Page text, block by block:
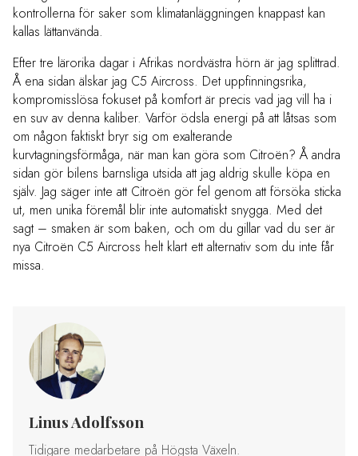
kontrollerna för saker som klimatanläggningen knappast kan
kallas lättanvända.
Efter tre lärorika dagar i Afrikas nordvästra hörn är jag splittrad.
Å ena sidan älskar jag C5 Aircross. Det uppfinningsrika,
kompromisslösa fokuset på komfort är precis vad jag vill ha i
en suv av denna kaliber. Varför ödsla energi på att låtsas som
om någon faktiskt bryr sig om exalterande
kurvtagningsförmåga, när man kan göra som Citroën? Å andra
sidan gör bilens barnsliga utsida att jag aldrig skulle köpa en
själv. Jag säger inte att Citroën gör fel genom att försöka sticka
ut, men unika föremål blir inte automatiskt snygga. Med det
sagt – smaken är som baken, och om du gillar vad du ser är
nya Citroën C5 Aircross helt klart ett alternativ som du inte får
missa.
Linus Adolfsson
Tidigare medarbetare på Högsta Växeln.